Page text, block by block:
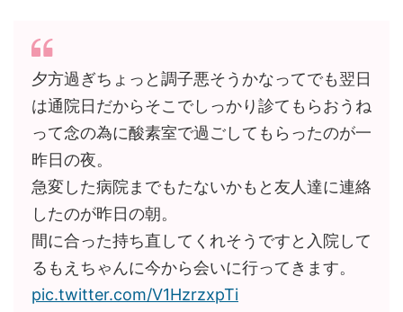
夕方過ぎちょっと調子悪そうかなってでも翌日
は通院日だからそこでしっかり診てもらおうね
って念の為に酸素室で過ごしてもらったのが一
昨日の夜。
急変した病院までもたないかもと友人達に連絡
したのが昨日の朝。
間に合った持ち直してくれそうですと入院して
るもえちゃんに今から会いに行ってきます。
pic.twitter.com/V1HzrzxpTi